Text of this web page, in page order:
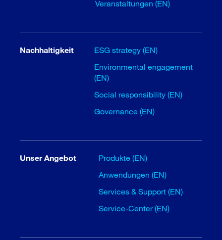
Veranstaltungen (EN)
Nachhaltigkeit
ESG strategy (EN)
Environmental engagement
(EN)
Social responsibility (EN)
Governance (EN)
Unser Angebot
Produkte (EN)
Anwendungen (EN)
Services & Support (EN)
Service-Center (EN)